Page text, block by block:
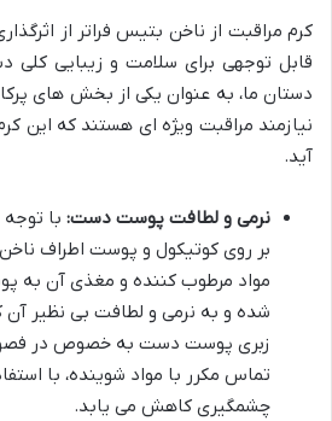
کرم مراقبت از ناخن بتیس فراتر از
قابل توجهی برای سلامت و زیبایی کلی
دستان ما، به عنوان یکی از بخش های
نیازمند مراقبت ویژه ای هستند که این
آید.
نرمی و لطافت پوست دست: با
بر روی کوتیکول و پوست اطراف
مواد مرطوب کننده و مغذی آن به
شده و به نرمی و لطافت بی نظیر
زبری پوست دست به خصوص در
تماس مکرر با مواد شوینده، با
چشمگیری کاهش می یابد.